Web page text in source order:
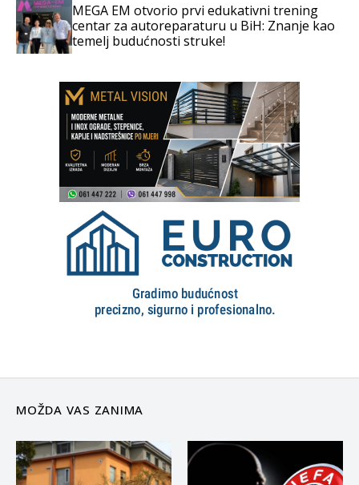
MEGA EM otvorio prvi edukativni trening
centar za autoreparaturu u BiH: Znanje kao
temelj budućnosti struke!
MOŽDA VAS ZANIMA